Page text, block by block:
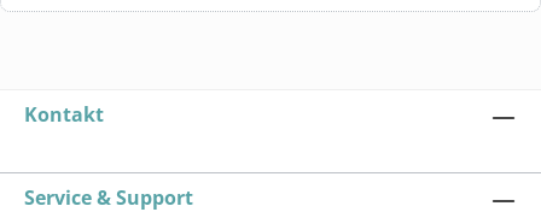
Kontakt
Service & Support